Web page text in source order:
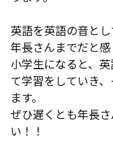
英語を英語の音と
年長さんまでだと感
小学生になると、
て学習をしていき
ます。
ぜひ遅くとも年長
い！！